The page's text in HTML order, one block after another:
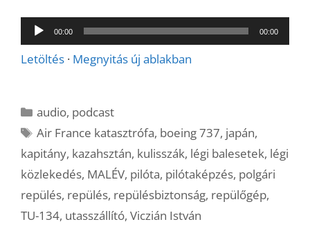
Audió
lejátszó
00:00 00:00
Letöltés · Megnyitás új ablakban
Kategória
audio, podcast
Címkék
Air France katasztrófa, boeing 737, japán,
kapitány, kazahsztán, kulisszák, légi balesetek, légi
közlekedés, MALÉV, pilóta, pilótaképzés, polgári
repülés, repülés, repülésbiztonság, repülőgép,
TU-134, utasszállító, Viczián István